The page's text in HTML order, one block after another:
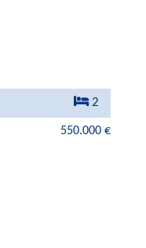
2
550.000 €